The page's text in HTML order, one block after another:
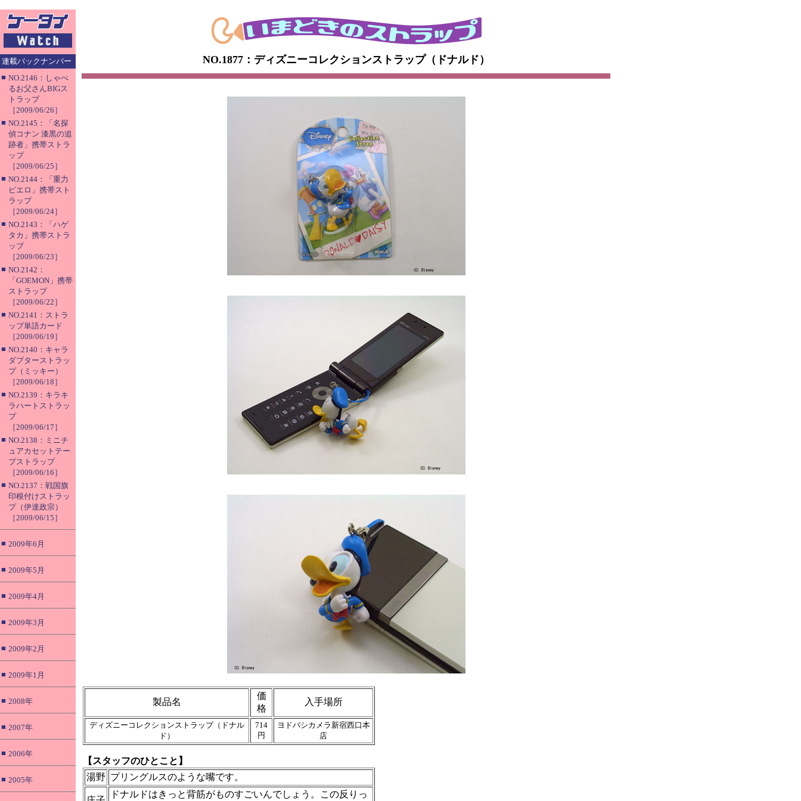
連載バックナンバー
■ NO.2146：しゃべ
るお父さんBIGス
トラップ
［2009/06/26］
■ NO.2145：「名探
偵コナン 漆黒の追
跡者」携帯ストラ
ップ
［2009/06/25］
■ NO.2144：「重力
ピエロ」携帯スト
ラップ
［2009/06/24］
■ NO.2143：「ハゲ
タカ」携帯ストラ
ップ
［2009/06/23］
■ NO.2142：
「GOEMON」携帯
ストラップ
［2009/06/22］
■ NO.2141：ストラ
ップ単語カード
［2009/06/19］
■ NO.2140：キャラ
ダプターストラッ
プ（ミッキー）
［2009/06/18］
■ NO.2139：キラキ
ラハートストラッ
プ
［2009/06/17］
■ NO.2138：ミニチ
ュアカセットテー
プストラップ
［2009/06/16］
■ NO.2137：戦国旗
印根付けストラッ
プ（伊達政宗）
［2009/06/15］
■ 2009年6月
■ 2009年5月
■ 2009年4月
■ 2009年3月
■ 2009年2月
■ 2009年1月
■ 2008年
■ 2007年
■ 2006年
■ 2005年
NO.1877：ディズニーコレクションストラップ（ドナルド）
製品名
価
格
入手場所
ディズニーコレクションストラップ（ドナル
ド）
714
円
ヨドバシカメラ新宿西口本
店
【スタッフのひとこと】
湯野 プリングルスのような嘴です。
ドナルドはきっと背筋がものすごいんでしょう。この反りっ